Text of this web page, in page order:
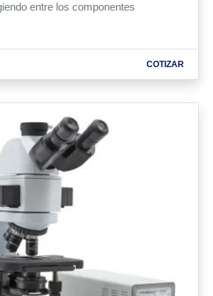
entre los componentes
COTIZAR